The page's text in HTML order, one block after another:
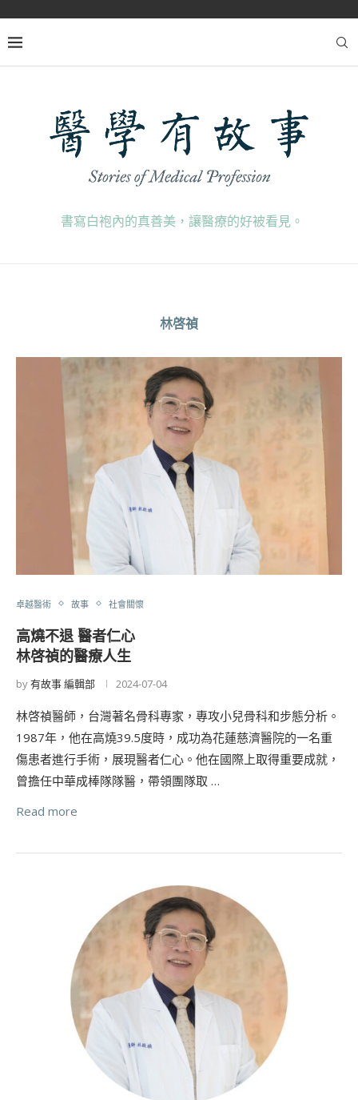
書寫白袍內的真善美，讓醫療的好被看見。
林啓禎
卓越醫術 故事 社會關懷
高燒不退 醫者仁心
林啓禎的醫療人生
by有故事 編輯部 2024-07-04
林啓禎醫師，台灣著名骨科專家，專攻小兒骨科和步態分析。
1987年，他在高燒39.5度時，成功為花蓮慈濟醫院的一名重
傷患者進行手術，展現醫者仁心。他在國際上取得重要成就，
曾擔任中華成棒隊隊醫，帶領團隊取 …
Read more